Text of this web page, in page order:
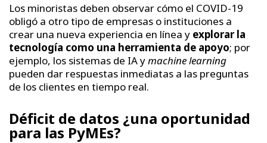
Los minoristas deben observar cómo el COVID-19
obligó a otro tipo de empresas o instituciones a
crear una nueva experiencia en línea y explorar la
tecnología como una herramienta de apoyo; por
ejemplo, los sistemas de IA ymachine learning
pueden dar respuestas inmediatas a las preguntas
de los clientes en tiempo real.
Déficit de datos ¿una oportunidad
para las PyMEs?